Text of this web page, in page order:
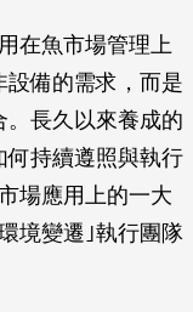
在魚市場管理上
備的需求，而是
長久以來養成的
何持續遵照與執行
場應用上的一大
境變遷｣執行團隊